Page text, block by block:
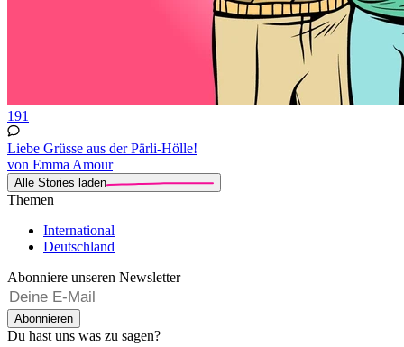
191
Liebe Grüsse aus der Pärli-Hölle!
von Emma Amour
Alle Stories laden
Themen
International
Deutschland
Abonniere unseren Newsletter
Abonnieren
Du hast uns was zu sagen?